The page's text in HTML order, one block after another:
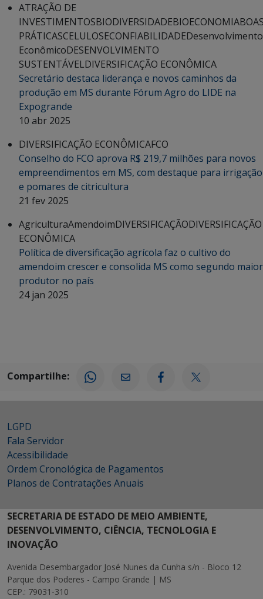
ATRAÇÃO DE
INVESTIMENTOSBIODIVERSIDADEBIOECONOMIA
PRÁTICASCELULOSECONFIABILIDADEDesenvolvimento
EconômicoDESENVOLVIMENTO
SUSTENTÁVELDIVERSIFICAÇÃO ECONÔMICA
Secretário destaca liderança e novos caminhos da
produção em MS durante Fórum Agro do LIDE na
Expogrande
10 abr 2025
DIVERSIFICAÇÃO ECONÔMICAFCO
Conselho do FCO aprova R$ 219,7 milhões para novos
empreendimentos em MS, com destaque para irrigação
e pomares de citricultura
21 fev 2025
AgriculturaAmendoimDIVERSIFICAÇÃODIVERSIFICAÇÃO
ECONÔMICA
Política de diversificação agrícola faz o cultivo do
amendoim crescer e consolida MS como segundo maior
produtor no país
24 jan 2025
Compartilhe:
LGPD
Fala Servidor
Acessibilidade
Ordem Cronológica de Pagamentos
Planos de Contratações Anuais
SECRETARIA DE ESTADO DE MEIO AMBIENTE,
DESENVOLVIMENTO, CIÊNCIA, TECNOLOGIA E
INOVAÇÃO
Avenida Desembargador José Nunes da Cunha s/n - Bloco 12
Parque dos Poderes - Campo Grande | MS
CEP.: 79031-310